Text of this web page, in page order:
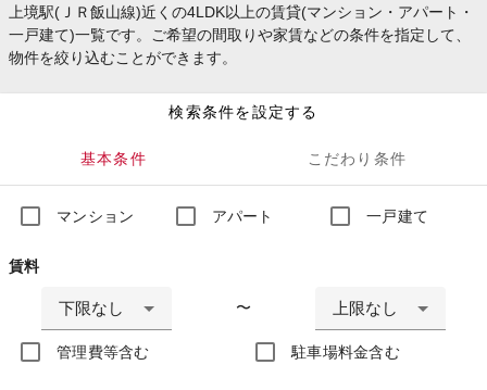
上境駅(ＪＲ飯山線)近くの4LDK以上の賃貸(マンション・アパート・
一戸建て)一覧です。ご希望の間取りや家賃などの条件を指定して、
物件を絞り込むことができます。
検索条件を設定する
基本条件 こだわり条件
マンション アパート 一戸建て
賃料
下限なし 〜 上限なし
管理費等含む 駐車場料金含む